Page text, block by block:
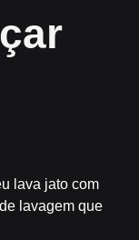
lava jato com
lavagem que